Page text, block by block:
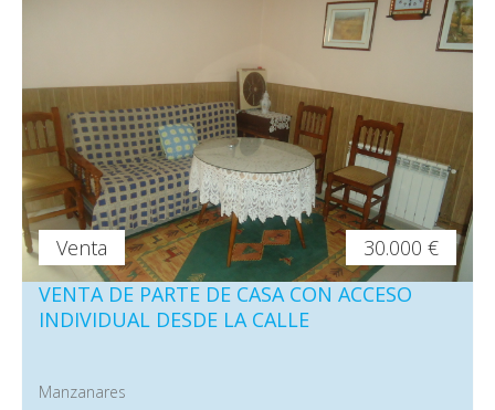
Venta
30.000 €
VENTA DE PARTE DE CASA CON ACCESO
INDIVIDUAL DESDE LA CALLE
Manzanares